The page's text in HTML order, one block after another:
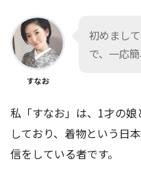
すなお
初めまし
で、一応
私「すなお」は、1才の
しており、着物という日
信をしている者です。